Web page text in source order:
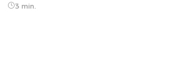
3 min.